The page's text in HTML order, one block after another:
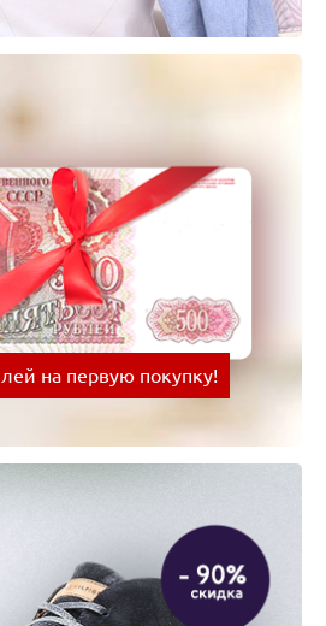
и получай бонусы на
воспользоваться выгодным
на первую покупку!